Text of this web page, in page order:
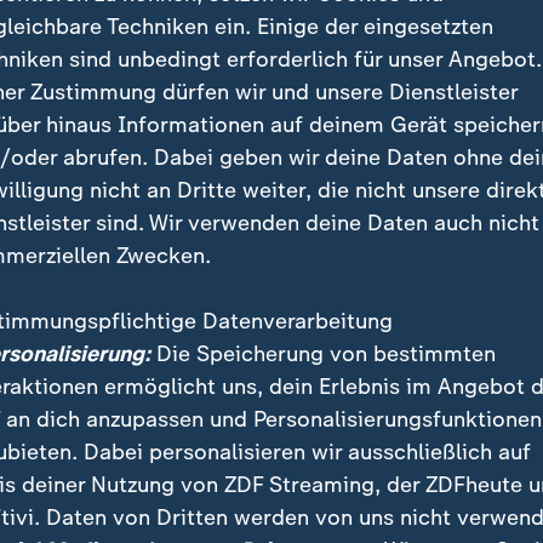
zur Selbstvermarktung
melaniatrump.com ist auch während der zweiten
eine Inszenierung der Selbstvermarktung:
Film angepriesen, der in Kooperation mit
ihres Lebens vor der zweiten Amtseinführung
außerdem ein siebenstündiges Audiobook für
von einem KI-Klon ihrer Stimme in Englisch,
wird. Und es gibt auch Schmuck und
Techniken ein. Einige der eingesetzten
sind unbedingt erforderlich für unser
Zustimmung dürfen wir und unsere Dienstleister
hinaus Informationen auf deinem Gerät
oder abrufen. Dabei geben wir deine Daten ohne
nicht an Dritte weiter, die nicht unsere
sind. Wir verwenden deine Daten auch nicht
Zwecken.
Datenverarbeitung
Die Speicherung von bestimmten
ermöglicht uns, dein Erlebnis im Angebot
an dich anzupassen und Personalisierungsfunktionen
Dabei personalisieren wir ausschließlich auf
deiner Nutzung von ZDF Streaming, der ZDFheute
Daten von Dritten werden von uns nicht